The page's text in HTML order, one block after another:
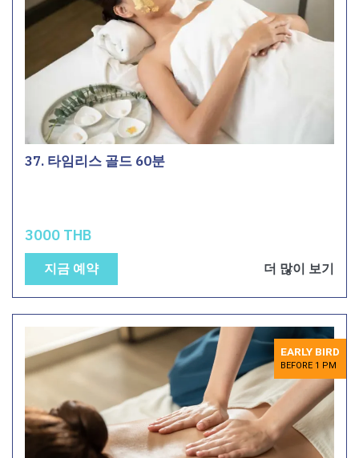
37. 타임리스 골드 60분
3000 THB
지금 예약 더 많이 보기
EARLY BIRD
BEFORE 1 PM